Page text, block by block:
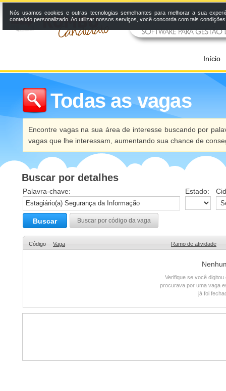
Início
Todas as vagas
Encontre vagas na sua área de interesse buscando por
vagas que lhe interessam, aumentando sua chance de
Buscar por detalhes
Palavra-chave: Estado:
Buscar Buscar por código da vaga
Código Vaga Ramo de atividade
Verifique se você
procurava por uma vaga
já foi
Nós usamos cookies e outras tecnologias semelhantes para melhorar a sua
conteúdo personalizado. Ao utilizar nossos serviços, você concorda com tais